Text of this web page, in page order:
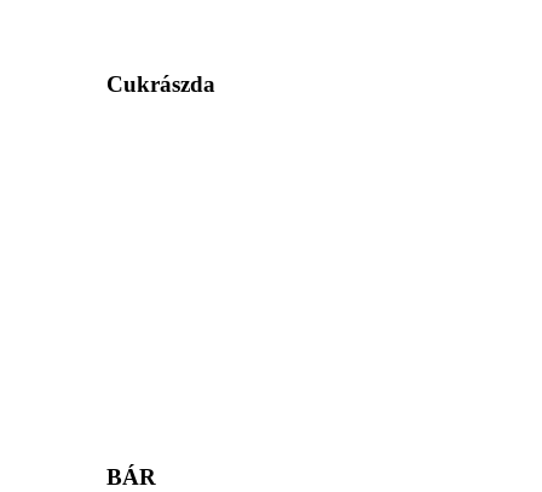
Cukrászda
BÁR